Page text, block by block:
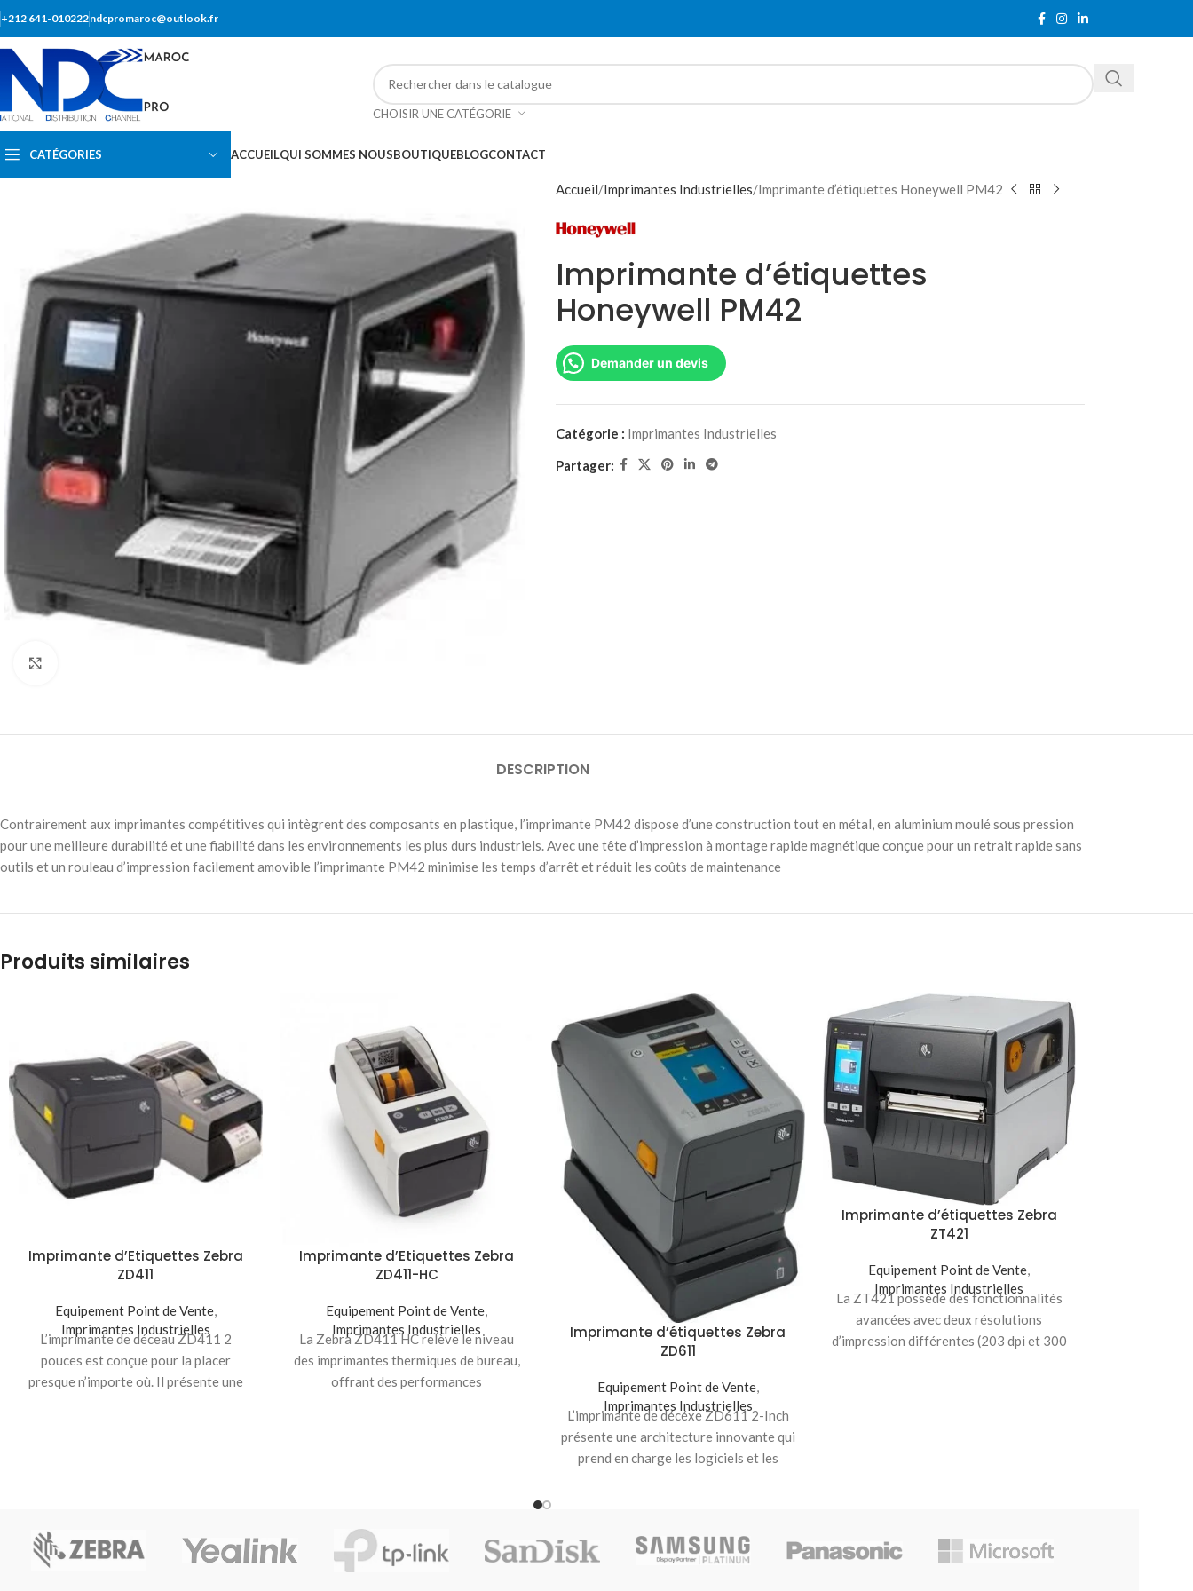
+212 641-010222ndcpromaroc@outlook.fr
CHOISIR UNE CATÉGORIE
CATÉGORIES ACCUEILQUI SOMMES NOUSBOUTIQUEBLOGCONTACT
Accueil Imprimantes Industrielles Imprimante d’étiquettes Honeywell PM42
Imprimante d’étiquettes
Honeywell PM42
Demander un devis
Catégorie : Imprimantes Industrielles
Partager:
DESCRIPTION
Contrairement aux imprimantes compétitives qui intègrent des composants en plastique, l’imprimante PM42 dispose d’une construction tout en métal, en aluminium moulé sous pression
pour une meilleure durabilité et une fiabilité dans les environnements les plus durs industriels. Avec une tête d’impression à montage rapide magnétique conçue pour un retrait rapide sans
outils et un rouleau d’impression facilement amovible l’imprimante PM42 minimise les temps d’arrêt et réduit les coûts de maintenance
Produits similaires
Imprimante d’Etiquettes Zebra
ZD411
Equipement Point de Vente,
Imprimantes Industrielles
L’imprimante de déceau ZD411 2
pouces est conçue pour la placer
presque n’importe où. Il présente une
Imprimante d’Etiquettes Zebra
ZD411-HC
Equipement Point de Vente,
Imprimantes Industrielles
La Zebra ZD411 HC relève le niveau
des imprimantes thermiques de bureau,
offrant des performances
Imprimante d’étiquettes Zebra
ZD611
Equipement Point de Vente,
Imprimantes Industrielles
L’imprimante de décéxe ZD611 2-Inch
présente une architecture innovante qui
prend en charge les logiciels et les
Imprimante d’étiquettes Zebra
ZT421
Equipement Point de Vente,
Imprimantes Industrielles
La ZT421 possède des fonctionnalités
avancées avec deux résolutions
d’impression différentes (203 dpi et 300